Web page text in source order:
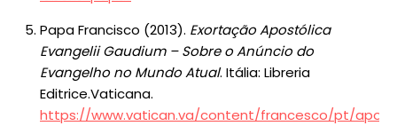
Papa Francisco (2013). Exortação Apostólica
Evangelii Gaudium – Sobre o Anúncio do
Evangelho no Mundo Atual. Itália: Libreria
Editrice.Vaticana.
https://www.vatican.va/content/francesco/pt/